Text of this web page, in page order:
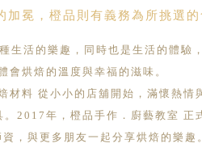
加冕，橙品則有義務為所挑選
活的樂趣，同時也是生活的體驗
會烘焙的溫度與幸福的滋味。
材料 從小小的店舖開始，滿懷熱情
。2017年，橙品手作．廚藝教室 正
，與更多朋友一起分享烘焙的樂趣